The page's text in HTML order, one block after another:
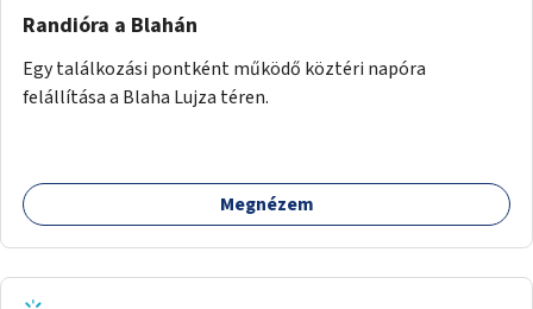
Randióra a Blahán
Egy találkozási pontként működő köztéri napóra
felállítása a Blaha Lujza téren.
Megnézem